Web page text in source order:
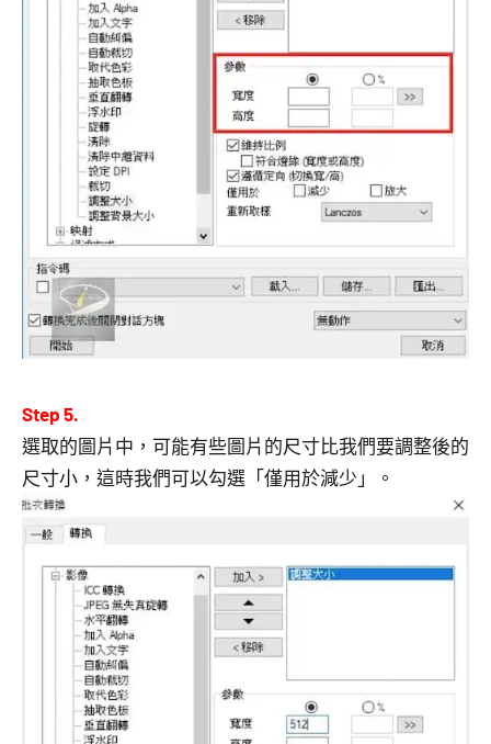
Step 5.
選取的圖片中，可能有些圖片的尺寸比我們要調整後的
尺寸小，這時我們可以勾選「僅用於減少」。